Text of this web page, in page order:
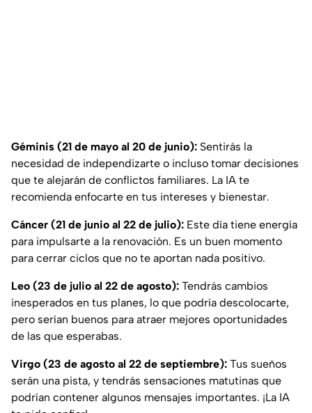
Géminis (21 de mayo al 20 de junio): Sentirás la
necesidad de independizarte o incluso tomar decisiones
que te alejarán de conflictos familiares. La IA te
recomienda enfocarte en tus intereses y bienestar.
Cáncer (21 de junio al 22 de julio): Este día tiene energía
para impulsarte a la renovación. Es un buen momento
para cerrar ciclos que no te aportan nada positivo.
Leo (23 de julio al 22 de agosto): Tendrás cambios
inesperados en tus planes, lo que podría descolocarte,
pero serían buenos para atraer mejores oportunidades
de las que esperabas.
Virgo (23 de agosto al 22 de septiembre): Tus sueños
serán una pista, y tendrás sensaciones matutinas que
podrían contener algunos mensajes importantes. ¡La IA